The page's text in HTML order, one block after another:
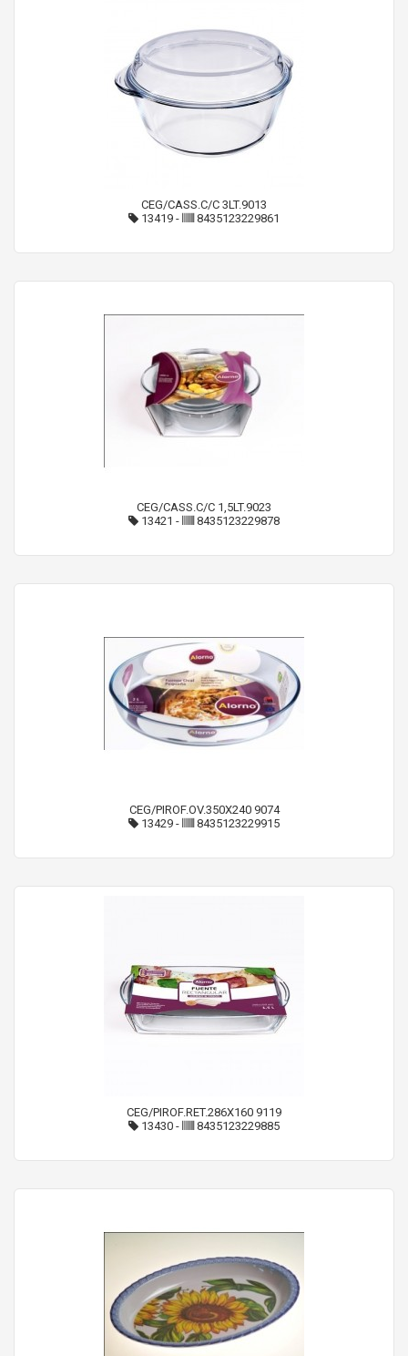
CEG/CASS.C/C 3LT.9013
13419 - 8435123229861
CEG/CASS.C/C 1,5LT.9023
13421 - 8435123229878
CEG/PIROF.OV.350X240 9074
13429 - 8435123229915
CEG/PIROF.RET.286X160 9119
13430 - 8435123229885